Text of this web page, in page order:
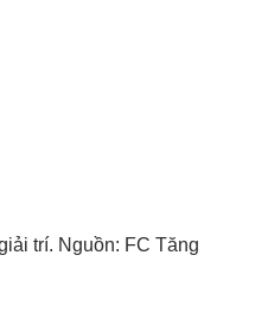
trí. Nguồn: FC Tăng